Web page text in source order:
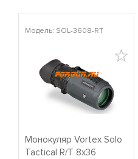
Модель: SOL-3608-RT
Монокуляр Vortex Solo
Tactical R/T 8x36